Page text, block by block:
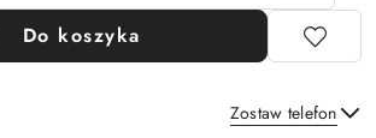
Do koszyka
Zostaw telefon